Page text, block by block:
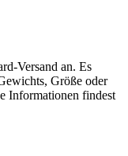
Versand an. Es
Größe oder
Informationen findest